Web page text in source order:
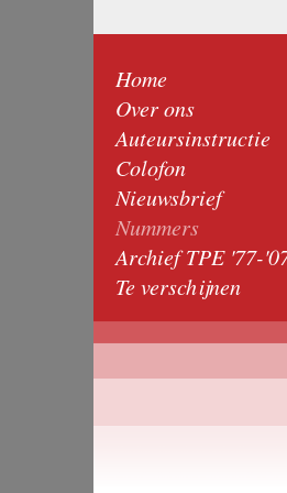
Home
Over ons
Auteursinstructie
Colofon
Nieuwsbrief
Nummers
Archief TPE '77-
Te verschijnen